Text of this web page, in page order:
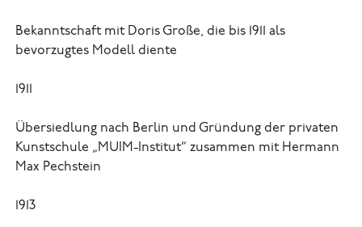
Bekanntschaft mit Doris Große, die bis 1911 als
bevorzugtes Modell diente
1911
Übersiedlung nach Berlin und Gründung der privaten
Kunstschule „MUIM-Institut“ zusammen mit Hermann
Max Pechstein
1913